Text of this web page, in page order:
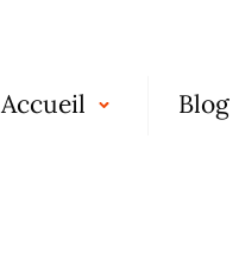
Accueil Blog